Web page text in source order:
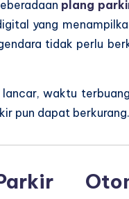
plang
yang
tidak perlu
waktu
pun dapat berkurang.